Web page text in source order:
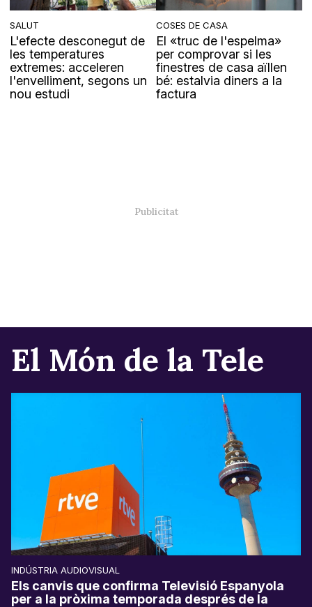
SALUT
L'efecte desconegut de
les temperatures
extremes: acceleren
l'envelliment, segons un
nou estudi
COSES DE CASA
El «truc de l'espelma»
per comprovar si les
finestres de casa aïllen
bé: estalvia diners a la
factura
El Món de la Tele
INDÚSTRIA AUDIOVISUAL
Els canvis que confirma Televisió Espanyola
per a la pròxima temporada després de la